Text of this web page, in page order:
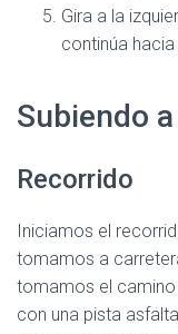
Gira a la
continúa
Subiendo
Recorrido
Iniciamos el
tomamos a
tomamos el
con una pista